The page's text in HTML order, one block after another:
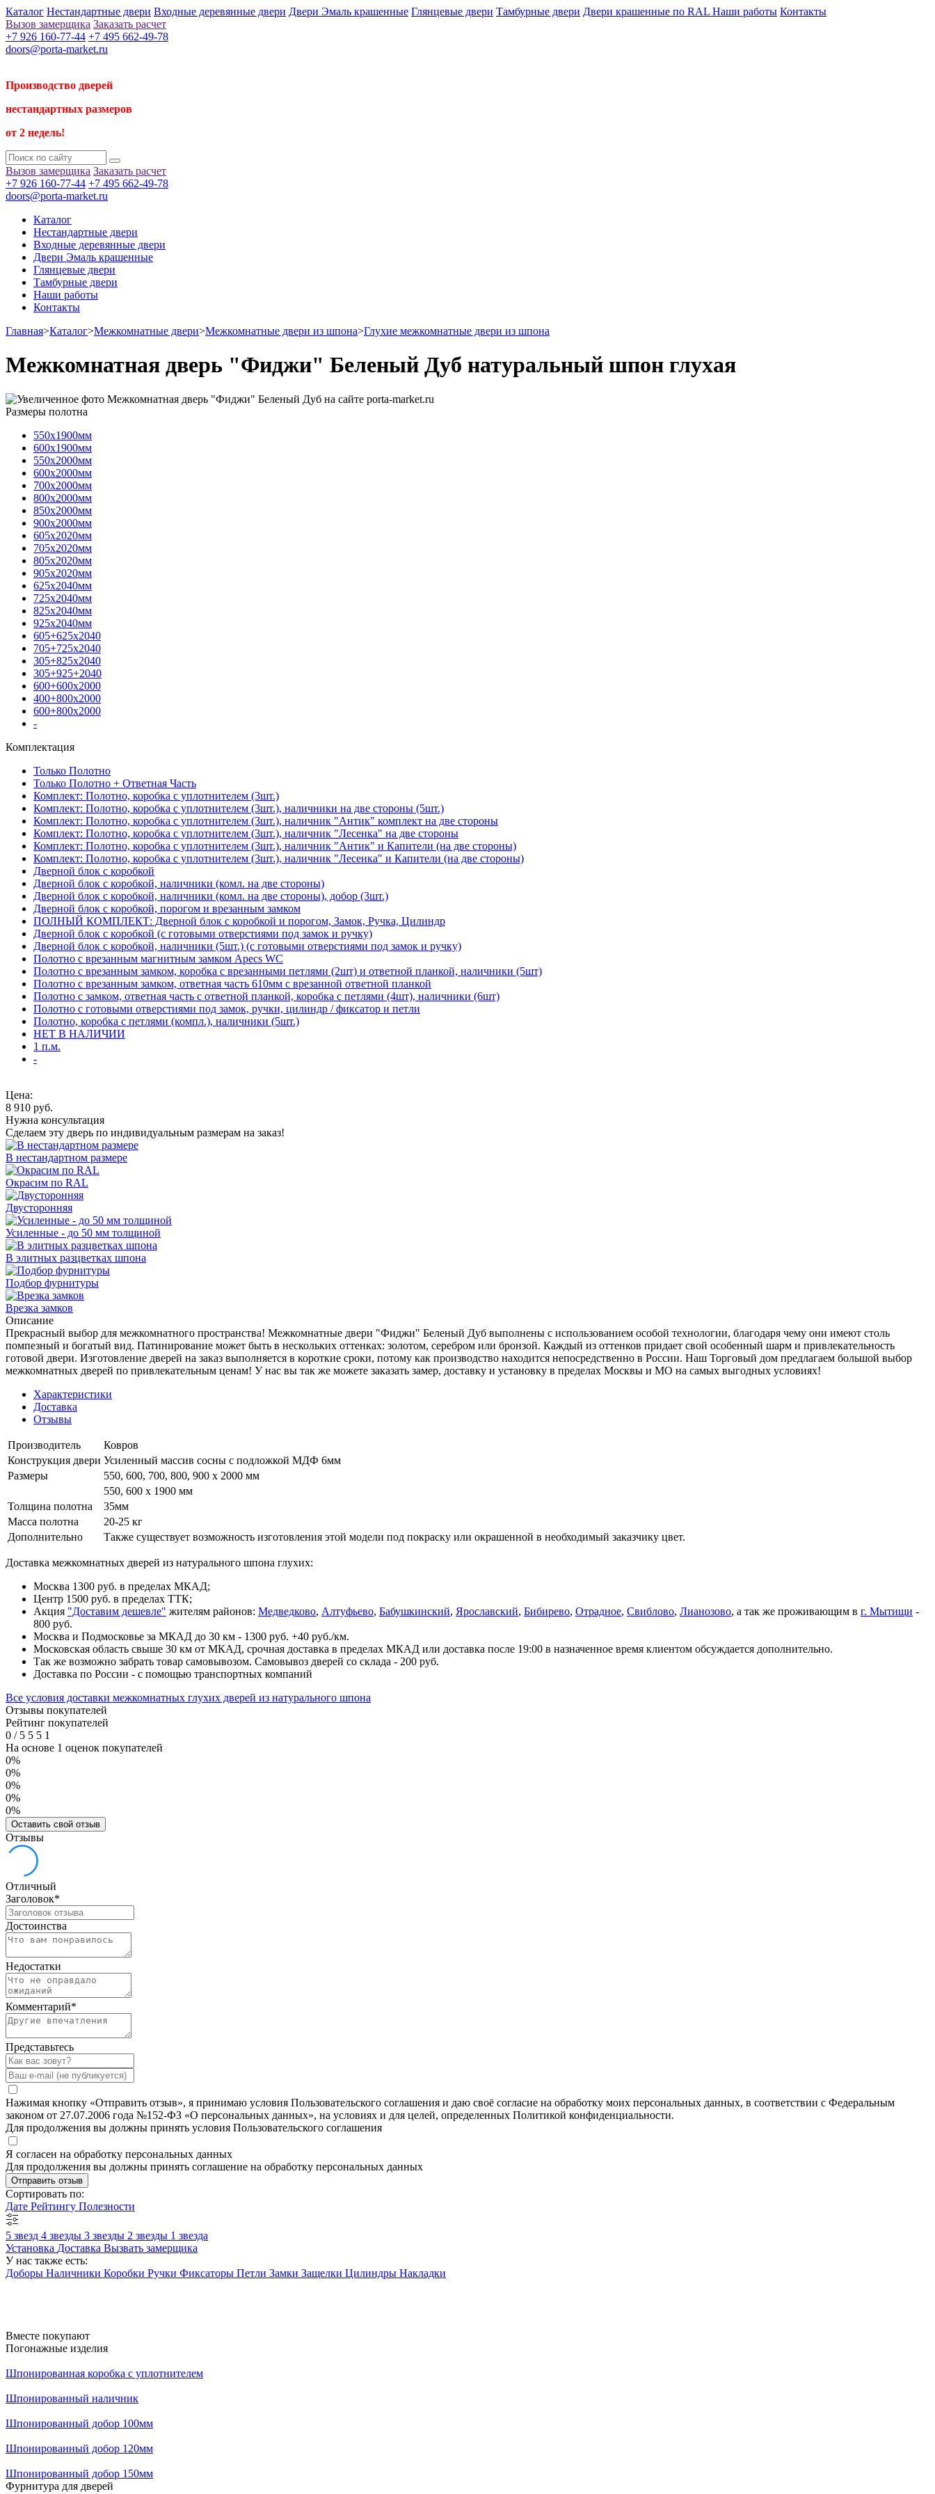
Каталог Нестандартные двери Входные деревянные двери Двери Эмаль крашенные Глянцевые двери Тамбурные двери Двери крашенные по RAL Наши работы Контакты
Вызов замерщика Заказать расчет
+7 926 160-77-44 +7 495 662-49-78
doors@porta-market.ru
Производство дверей
нестандартных размеров
от 2 недель!
Вызов замерщика Заказать расчет
+7 926 160-77-44 +7 495 662-49-78
doors@porta-market.ru
Каталог
Нестандартные двери
Входные деревянные двери
Двери Эмаль крашенные
Глянцевые двери
Тамбурные двери
Наши работы
Контакты
Главная>Каталог>Межкомнатные двери>Межкомнатные двери из шпона>Глухие межкомнатные двери из шпона
Межкомнатная дверь "Фиджи" Беленый Дуб натуральный шпон глухая
Размеры полотна
550х1900мм
600х1900мм
550х2000мм
600х2000мм
700х2000мм
800х2000мм
850х2000мм
900х2000мм
605х2020мм
705х2020мм
805х2020мм
905х2020мм
625х2040мм
725х2040мм
825х2040мм
925х2040мм
605+625х2040
705+725х2040
305+825х2040
305+925+2040
600+600х2000
400+800х2000
600+800х2000
-
Комплектация
Только Полотно
Только Полотно + Ответная Часть
Комплект: Полотно, коробка с уплотнителем (3шт.)
Комплект: Полотно, коробка с уплотнителем (3шт.), наличники на две стороны (5шт.)
Комплект: Полотно, коробка с уплотнителем (3шт.), наличник "Антик" комплект на две стороны
Комплект: Полотно, коробка с уплотнителем (3шт.), наличник "Лесенка" на две стороны
Комплект: Полотно, коробка с уплотнителем (3шт.), наличник "Антик" и Капители (на две стороны)
Комплект: Полотно, коробка с уплотнителем (3шт.), наличник "Лесенка" и Капители (на две стороны)
Дверной блок с коробкой
Дверной блок с коробкой, наличники (комл. на две стороны)
Дверной блок с коробкой, наличники (комл. на две стороны), добор (3шт.)
Дверной блок с коробкой, порогом и врезанным замком
ПОЛНЫЙ КОМПЛЕКТ: Дверной блок с коробкой и порогом, Замок, Ручка, Цилиндр
Дверной блок с коробкой (с готовыми отверстиями под замок и ручку)
Дверной блок с коробкой, наличники (5шт.) (с готовыми отверстиями под замок и ручку)
Полотно с врезанным магнитным замком Apecs WC
Полотно с врезанным замком, коробка с врезанными петлями (2шт) и ответной планкой, наличники (5шт)
Полотно с врезанным замком, ответная часть 610мм с врезанной ответной планкой
Полотно с замком, ответная часть с ответной планкой, коробка с петлями (4шт), наличники (6шт)
Полотно с готовыми отверстиями под замок, ручки, цилиндр / фиксатор и петли
Полотно, коробка с петлями (компл.), наличники (5шт.)
НЕТ В НАЛИЧИИ
1 п.м.
-
Цена:
8 910 руб.
Нужна консультация
Сделаем эту дверь по индивидуальным размерам на заказ!
В нестандартном размере
Окрасим по RAL
Двусторонняя
Усиленные - до 50 мм толщиной
В элитных разцветках шпона
Подбор фурнитуры
Врезка замков
Описание
Прекрасный выбор для межкомнатного пространства! Межкомнатные двери "Фиджи" Беленый Дуб выполнены с использованием особой технологии, благодаря чему они имеют столь
помпезный и богатый вид. Патинирование может быть в нескольких оттенках: золотом, серебром или бронзой. Каждый из оттенков придает свой особенный шарм и привлекательность
готовой двери. Изготовление дверей на заказ выполняется в короткие сроки, потому как производство находится непосредственно в России. Наш Торговый дом предлагаем большой выбор
межкомнатных дверей по привлекательным ценам! У нас вы так же можете заказать замер, доставку и установку в пределах Москвы и МО на самых выгодных условиях!
Характеристики
Доставка
Отзывы
Производитель
Ковров
Конструкция двери Усиленный массив сосны с подложкой МДФ 6мм
Размеры
550, 600, 700, 800, 900 x 2000 мм
550, 600 х 1900 мм
Толщина полотна
35мм
Масса полотна
20-25 кг
Дополнительно
Также существует возможность изготовления этой модели под покраску или окрашенной в необходимый заказчику цвет.
Доставка межкомнатных дверей из натурального шпона глухих:
Москва 1300 руб. в пределах МКАД;
Центр 1500 руб. в пределах ТТК;
Акция "Доставим дешевле" жителям районов: Медведково, Алтуфьево, Бабушкинский, Ярославский, Бибирево, Отрадное, Свиблово, Лианозово, а так же проживающим в г. Мытищи -
800 руб.
Москва и Подмосковье за МКАД до 30 км - 1300 руб. +40 руб./км.
Московская область свыше 30 км от МКАД, срочная доставка в пределах МКАД или доставка после 19:00 в назначенное время клиентом обсуждается дополнительно.
Так же возможно забрать товар самовывозом. Самовывоз дверей со склада - 200 руб.
Доставка по России - с помощью транспортных компаний
Все условия доставки межкомнатных глухих дверей из натурального шпона
Отзывы покупателей
Рейтинг покупателей
0 /5 5 5 1
На основе 1 оценок покупателей
0%
0%
0%
0%
0%
Оставить свой отзыв
Отзывы
Отличный
Заголовок*
Достоинства
Недостатки
Комментарий*
Представьтесь
Нажимая кнопку «Отправить отзыв», я принимаю условия Пользовательского соглашения и даю своё согласие на обработку моих персональных данных, в соответствии с Федеральным
законом от 27.07.2006 года №152-ФЗ «О персональных данных», на условиях и для целей, определенных Политикой конфиденциальности.
Для продолжения вы должны принять условия Пользовательского соглашения
Я согласен на обработку персональных данных
Для продолжения вы должны принять соглашение на обработку персональных данных
Отправить отзыв
Сортировать по:
Дате Рейтингу Полезности
5 звезд 4 звезды 3 звезды 2 звезды 1 звезда
Установка Доставка Вызвать замерщика
У нас также есть:
Доборы Наличники Коробки Ручки Фиксаторы Петли Замки Защелки Цилиндры Накладки
Вместе покупают
Погонажные изделия
Шпонированная коробка с уплотнителем
Шпонированный наличник
Шпонированный добор 100мм
Шпонированный добор 120мм
Шпонированный добор 150мм
Фурнитура для дверей